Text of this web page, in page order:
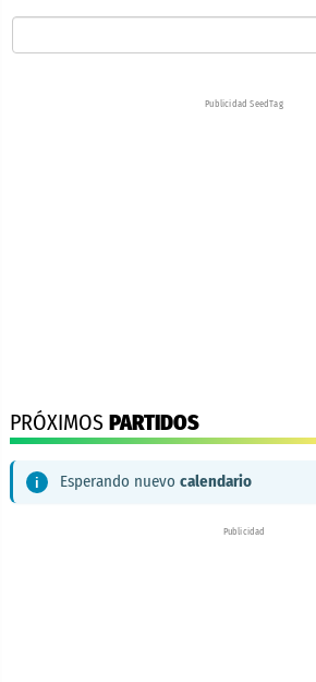
Publicidad SeedTag
PRÓXIMOS PARTIDOS
Esperando nuevo calendario
Publicidad